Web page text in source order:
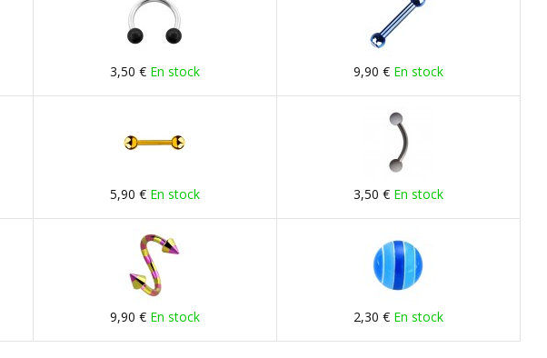
3,50 € En stock 9,90 € En stock
5,90 € En stock 3,50 € En stock
9,90 € En stock 2,30 € En stock